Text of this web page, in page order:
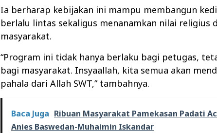
Ia berharap kebijakan ini mampu membangun
berlalu lintas sekaligus menanamkan nilai religius
masyarakat.
“Program ini tidak hanya berlaku bagi petugas,
bagi masyarakat. Insyaallah, kita semua akan
pahala dari Allah SWT,” tambahnya.
Baca Juga Ribuan Masyarakat Pamekasan Padati
Anies Baswedan-Muhaimin Iskandar